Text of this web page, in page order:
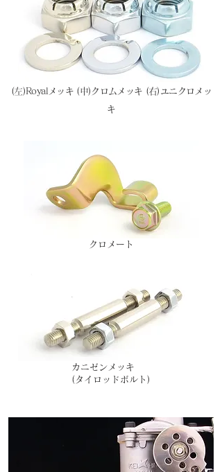
(左)Royalメッキ (中)クロムメッキ (右)ユニクロメッ
キ
​クロメート
カニゼンメッキ
(タイロッドボルト)